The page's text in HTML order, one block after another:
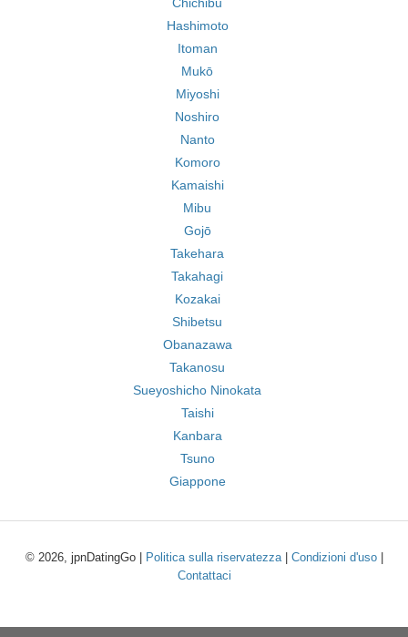
Hashimoto
Itoman
Mukō
Miyoshi
Noshiro
Nanto
Komoro
Kamaishi
Mibu
Gojō
Takehara
Takahagi
Kozakai
Shibetsu
Obanazawa
Takanosu
Sueyoshicho Ninokata
Taishi
Kanbara
Tsuno
Giappone
© 2026, jpnDatingGo | Politica sulla riservatezza| Condizioni d'uso|
Contattaci